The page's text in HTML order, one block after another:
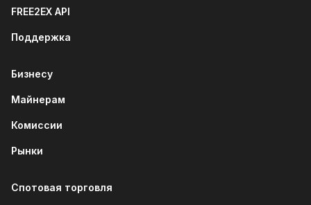
FREE2EX API
Поддержка
Бизнесу
Майнерам
Комиссии
Рынки
Спотовая торговля